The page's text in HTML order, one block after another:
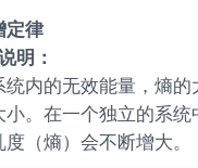
定律
明：
统内的无效能量，熵
小。在一个独立的系统
（熵）会不断增大。